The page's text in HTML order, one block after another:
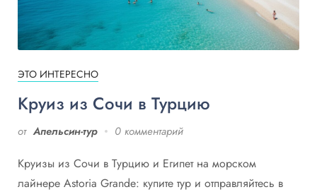
ЭТО ИНТЕРЕСНО
Круиз из Сочи в Турцию
от Апельсин-тур 0 комментарий
Круизы из Сочи в Турцию и Египет на морском
лайнере Astoria Grande: купите тур и отправляйтесь в